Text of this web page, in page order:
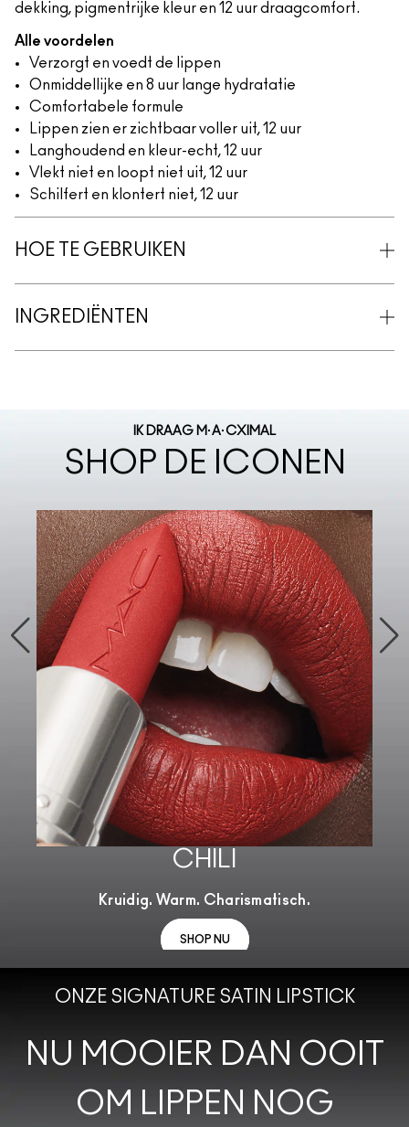
dekking, pigmentrijke kleur en 12 uur draagcomfort.
Alle voordelen
Verzorgt en voedt de lippen
Onmiddellijke en 8 uur lange hydratatie
Comfortabele formule
Lippen zien er zichtbaar voller uit, 12 uur
Langhoudend en kleur-echt, 12 uur
Vlekt niet en loopt niet uit, 12 uur
Schilfert en klontert niet, 12 uur
HOE TE GEBRUIKEN
INGREDIËNTEN
IK DRAAG M·A·CXIMAL
SHOP DE ICONEN
CHILI
Kruidig. Warm. Charismatisch.
SHOP NU
ONZE SIGNATURE SATIN LIPSTICK
NU MOOIER DAN OOIT
OM LIPPEN NOG